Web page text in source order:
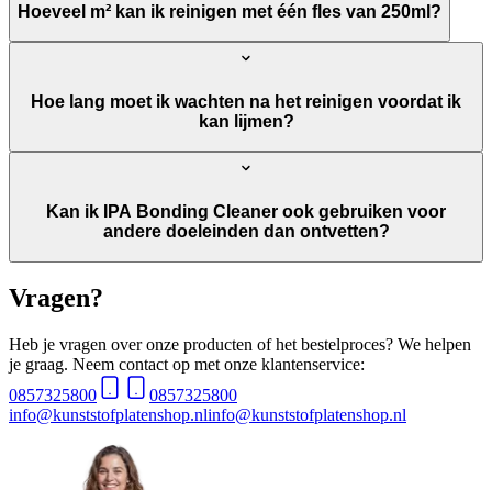
Hoeveel m² kan ik reinigen met één fles van 250ml?
Hoe lang moet ik wachten na het reinigen voordat ik
kan lijmen?
Kan ik IPA Bonding Cleaner ook gebruiken voor
andere doeleinden dan ontvetten?
Vragen?
Heb je vragen over onze producten of het bestelproces? We helpen
je graag. Neem contact op met onze klantenservice:
0857325800
0857325800
info@kunststofplatenshop.nlinfo@kunststofplatenshop.nl